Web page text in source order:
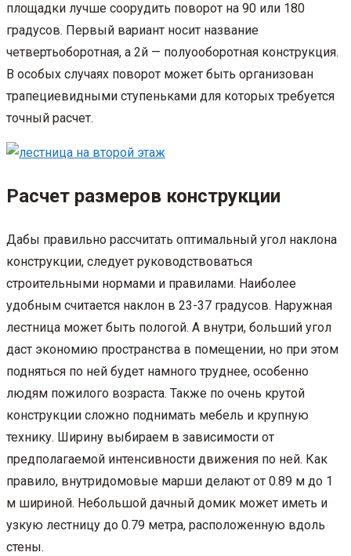
площадки лучше соорудить поворот на 90 или 180
градусов. Первый вариант носит название
четвертьоборотная, а 2й — полуооборотная конструкция.
В особых случаях поворот может быть организован
трапециевидными ступеньками для которых требуется
точный расчет.
Расчет размеров конструкции
Дабы правильно рассчитать оптимальный угол наклона
конструкции, следует руководствоваться
строительными нормами и правилами. Наиболее
удобным считается наклон в 23-37 градусов. Наружная
лестница может быть пологой. А внутри, больший угол
даст экономию пространства в помещении, но при этом
подняться по ней будет намного труднее, особенно
людям пожилого возраста. Также по очень крутой
конструкции сложно поднимать мебель и крупную
технику. Ширину выбираем в зависимости от
предполагаемой интенсивности движения по ней. Как
правило, внутридомовые марши делают от 0.89 м до 1
м шириной. Небольшой дачный домик может иметь и
узкую лестницу до 0.79 метра, расположенную вдоль
стены.